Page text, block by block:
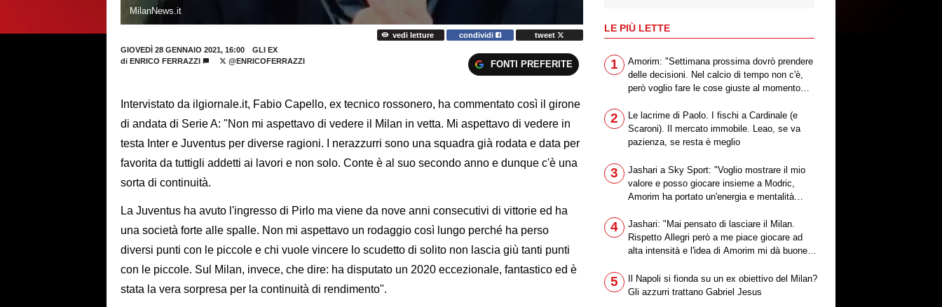
MilanNews.it
vedi letture condividi
tweet
GIOVEDÌ 28 GENNAIO 2021, 16:00
GLI EX
di ENRICO FERRAZZI @ENRICOFERRAZZI FONTI PREFERITE
Intervistato da ilgiornale.it, Fabio Capello, ex tecnico rossonero, ha commentato così il girone
di andata di Serie A: "Non mi aspettavo di vedere il Milan in vetta. Mi aspettavo di vedere in
testa Inter e Juventus per diverse ragioni. I nerazzurri sono una squadra già rodata e data per
favorita da tuttigli addetti ai lavori e non solo. Conte è al suo secondo anno e dunque c'è una
sorta di continuità.
La Juventus ha avuto l'ingresso di Pirlo ma viene da nove anni consecutivi di vittorie ed ha
una società forte alle spalle. Non mi aspettavo un rodaggio così lungo perché ha perso
diversi punti con le piccole e chi vuole vincere lo scudetto di solito non lascia giù tanti punti
con le piccole. Sul Milan, invece, che dire: ha disputato un 2020 eccezionale, fantastico ed è
stata la vera sorpresa per la continuità di rendimento".
LE PIÙ LETTE
1
Amorim: "Settimana prossima dovrò prendere
delle decisioni. Nel calcio di tempo non c'è,
però voglio fare le cose giuste al momento
2
Le lacrime di Paolo. I fischi a Cardinale (e
Scaroni). Il mercato immobile. Leao, se va
pazienza, se resta è meglio
3
Jashari a Sky Sport: "Voglio mostrare il mio
valore e posso giocare insieme a Modric,
Amorim ha portato un'energia e mentalità
4
Jashari: "Mai pensato di lasciare il Milan.
Rispetto Allegri però a me piace giocare ad
alta intensità e l'idea di Amorim mi dà buone
5
Il Napoli si fionda su un ex obiettivo del Milan?
Gli azzurri trattano Gabriel Jesus